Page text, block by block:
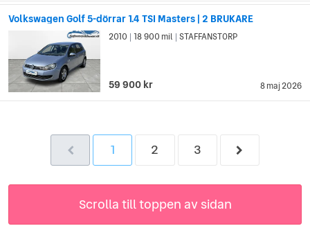
Volkswagen Golf 5-dörrar 1.4 TSI Masters | 2 BRUKARE
8 maj 2026
2010 18 900 mil STAFFANSTORP
59 900 kr
1 2 3
Scrolla till toppen av sidan